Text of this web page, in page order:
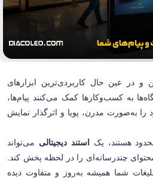
و در عین حال کاربردی‌ترین ابزارهای
به کسب‌وکارها کمک می‌کنند پیام‌ها،
را به‌صورت مدرن، پویا و اثرگذار نمایش
هستند، یک
استند دیجیتالی می‌تواند
چندرسانه‌ای را در لحظه پخش کند.
شما همیشه به‌روز و متفاوت دیده